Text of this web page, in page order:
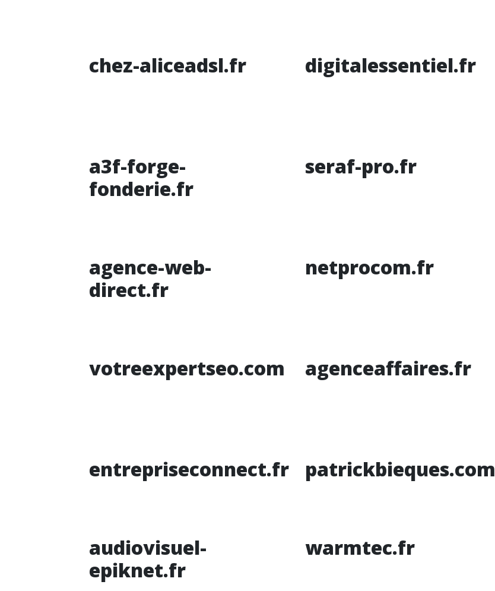
chez-aliceadsl.fr digitalessentiel.fr
a3f-forge-
fonderie.fr
seraf-pro.fr
agence-web-
direct.fr
netprocom.fr
votreexpertseo.com agenceaffaires.fr
entrepriseconnect.fr patrickbieques.com
audiovisuel-
epiknet.fr
warmtec.fr